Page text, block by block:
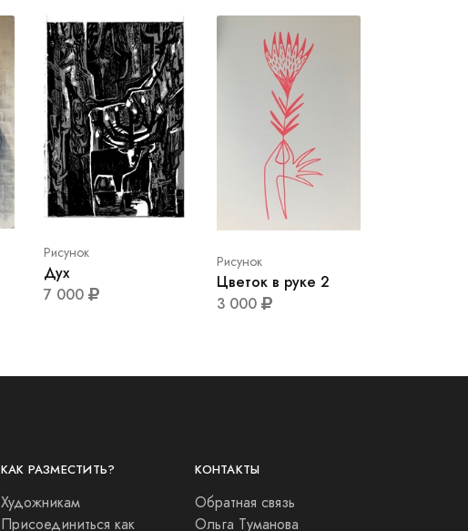
Рисунок
Дух
7 000
Рисунок
Цветок в руке 2
3 000
КАК РАЗМЕСТИТЬ?
Художникам
Присоединиться как
КОНТАКТЫ
Обратная связь
Ольга Туманова